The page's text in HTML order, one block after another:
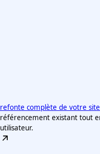
refonte complète de votre
référencement existant tout
utilisateur.